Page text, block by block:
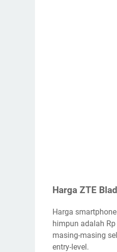
Harga ZTE
Harga
himpun adalah
masing-masing
entry-level.